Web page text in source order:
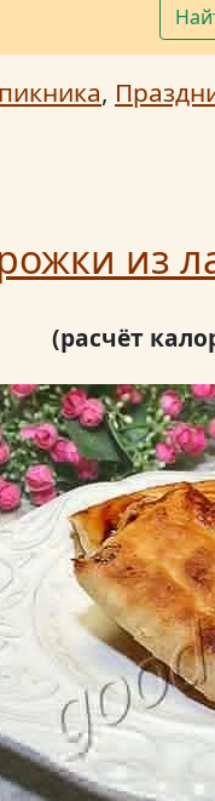
,
из
(расчёт